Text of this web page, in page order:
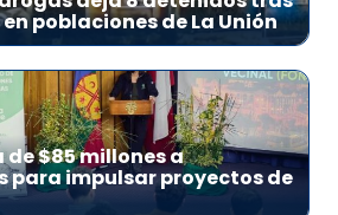
poblaciones de La Unión
$85 millones a
para impulsar proyectos de